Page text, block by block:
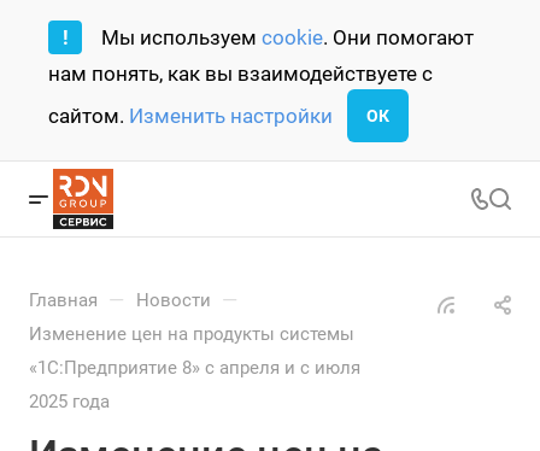
! Мы используем cookie. Они помогают
нам понять, как вы взаимодействуете с
сайтом. Изменить настройки ОК
Главная — Новости —
Изменение цен на продукты системы
«1С:Предприятие 8» с апреля и с июля
2025 года